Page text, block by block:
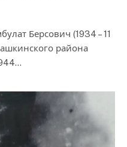
Берсович (1934 – 11
района